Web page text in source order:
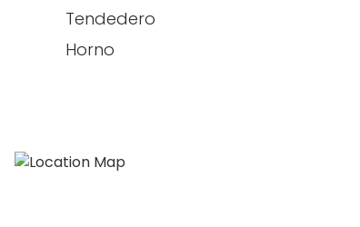
Tendedero
Horno